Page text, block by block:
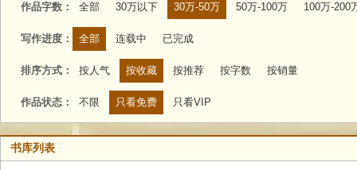
作品字数： 全部 30万以下 30万-50万 50万-100万 100万-200
写作进度： 全部 连载中 已完成
排序方式： 按人气 按收藏 按推荐 按字数 按销量
作品状态： 不限 只看免费 只看VIP
书库列表